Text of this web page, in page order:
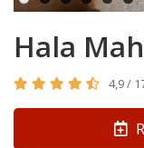
Hala
4,9 /